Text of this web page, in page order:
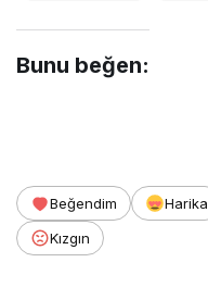
Bunu beğen:
Beğendim Harika
Kızgın